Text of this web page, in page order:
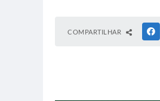
COMPARTILHAR